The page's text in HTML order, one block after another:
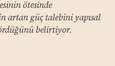
ötesinde
artan güç talebini yapısal
belirtiyor.